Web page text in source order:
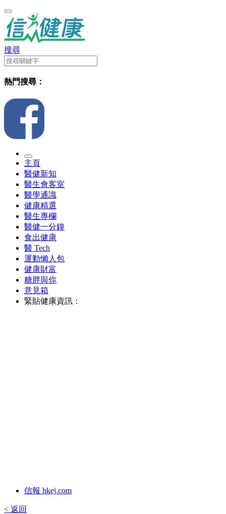
搜尋
熱門搜尋：
主頁
醫健新知
醫生會客室
醫學通識
健康精選
醫生專欄
醫健一分鐘
食出健康
醫 Tech
運動懶人包
健康財富
糖胖與你
意見箱
緊貼健康資訊：
信報 hkej.com
< 返回